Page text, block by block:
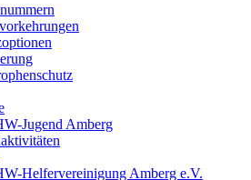
Jugend Amberg
Helfervereinigung Amberg e.V.